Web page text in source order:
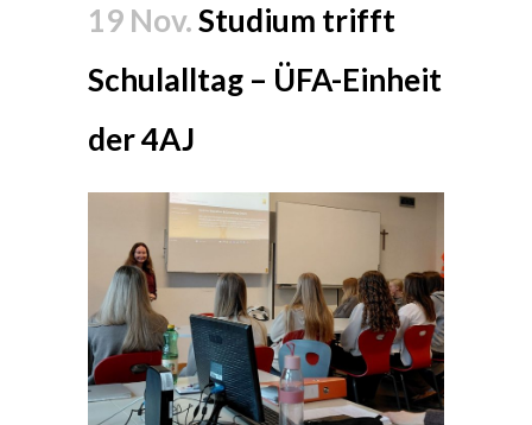
19 Nov.Studium trifft
Schulalltag – ÜFA-Einheit
der 4AJ